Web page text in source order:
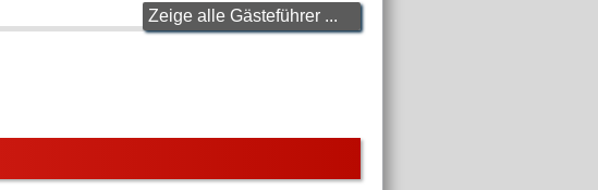
Zeige alle Gästeführer ...